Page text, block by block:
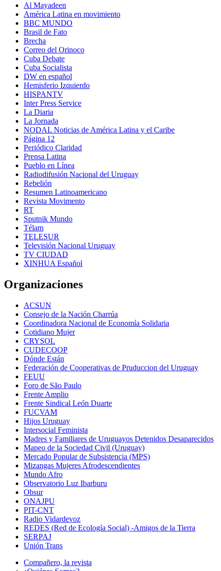
Al Mayadeen
América Latina en movimiento
BBC MUNDO
Brasil de Fato
Brecha
Correo del Orinoco
Cuba Debate
Cuba Socialista
DW en español
Hemisferio Izquierdo
HISPANTV
Inter Press Service
La Diaria
La Jornada
NODAL Noticias de América Latina y el Caribe
Página 12
Periódico Claridad
Prensa Latina
Pueblo en Línea
Radiodifusión Nacional del Uruguay
Rebelión
Resumen Latinoamericano
Revista Movimento
RT
Sputnik Mundo
Télam
TELESUR
Televisión Nacional Uruguay
TV CIUDAD
XINHUA Español
Organizaciones
ACSUN
Consejo de la Nación Charrúa
Coordinadora Nacional de Economía Solidaria
Cotidiano Mujer
CRYSOL
CUDECOOP
Dónde Están
Federación de Cooperativas de Pruduccion del Uruguay
FEUU
Foro de São Paulo
Frente Amplio
Frente Sindical León Duarte
FUCVAM
Hijos Uruguay
Intersocial Feminista
Madres y Familiares de Uruguayos Detenidos Desaparecidos
Mapeo de la Sociedad Civil (Uruguay)
Mercado Popular de Subsistencia (MPS)
Mizangas Mujeres Afrodescendientes
Mundo Afro
Observatorio Luz Ibarburu
Obsur
ONAJPU
PIT-CNT
Radio Vidardevoz
REDES (Red de Ecología Social) -Amigos de la Tierra
SERPAJ
Unión Trans
Compañero, la revista